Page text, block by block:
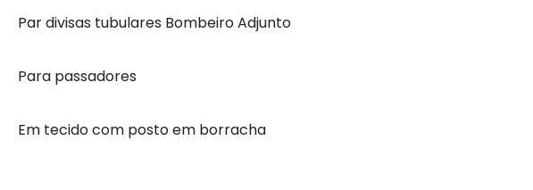
Par divisas tubulares Bombeiro Adjunto
Para passadores
Em tecido com posto em borracha